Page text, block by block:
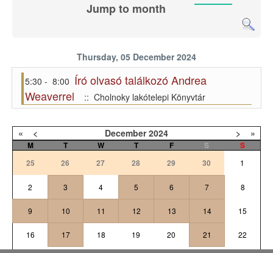
Jump to month
Thursday, 05 December 2024
5:30 - 8:00 Író olvasó találkozó Andrea
Weaverrel
:: Cholnoky lakótelepi Könyvtár
« < December 2024 > »
M T W T F S
S
25
26 27 28 29 30 1
2 3 4 5 6 7 8
9 10 11 12 13 14 15
16 17 18 19 20 21 22